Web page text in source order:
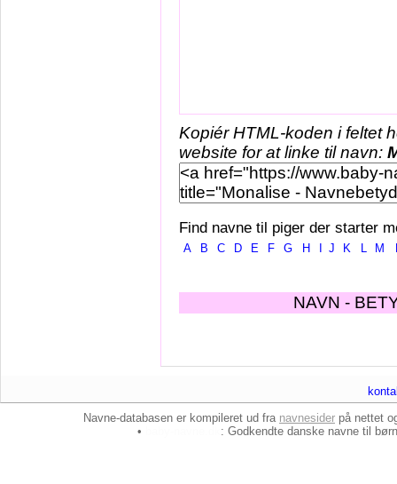
Kopiér HTML-koden i feltet
website for at linke til navn:
Find navne til piger der starter
A B C D E F G H J K L M
NAVN -
Navne-databasen er kompileret ud fra navnesider på nettet
•
: Godkendte danske navne til børn